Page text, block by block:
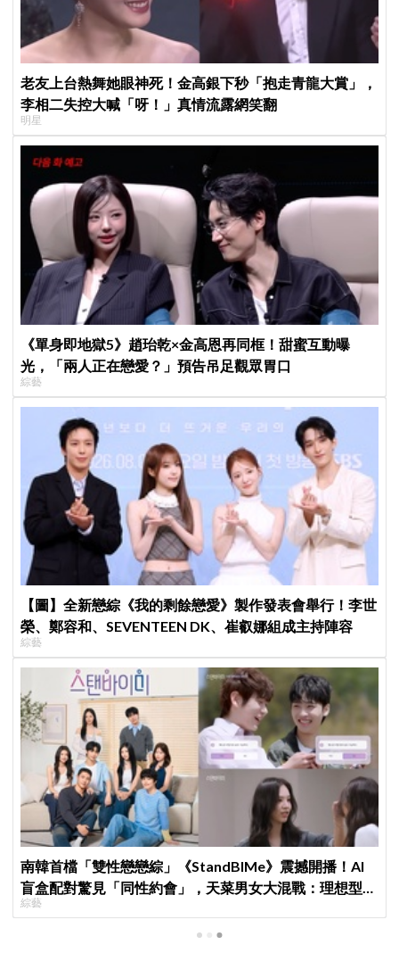
老友上台熱舞她眼神死！金高銀下秒「抱走青龍大賞」，
李相二失控大喊「呀！」真情流露網笑翻
明星
《單身即地獄5》趙珆乾×金高恩再同框！甜蜜互動曝
光，「兩人正在戀愛？」預告吊足觀眾胃口
綜藝
【圖】全新戀綜《我的剩餘戀愛》製作發表會舉行！李世
榮、鄭容和、SEVENTEEN DK、崔叡娜組成主持陣容
綜藝
南韓首檔「雙性戀戀綜」《StandBIMe》震撼開播！AI
盲盒配對驚見「同性約會」，天菜男女大混戰：理想型撞
衫了！
綜藝